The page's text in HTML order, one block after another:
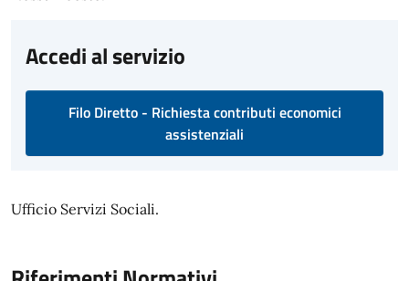
Accedi al servizio
Filo Diretto - Richiesta contributi economici
assistenziali
Ufficio Servizi Sociali.